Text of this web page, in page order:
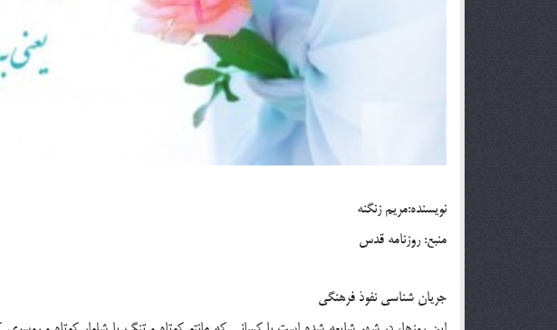
نويسنده:مريم زنگنه
منبع: روزنامه قدس
جريان شناسي نفوذ فرهنگي